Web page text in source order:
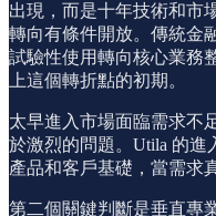
出現，而是十年技術和市
轉向有條件開放。傳統金
試驗性使用轉向核心業務
上這個轉折點的初期。
太早進入市場面臨需求不
於激烈的問題。Utila 的進
產品和客戶基礎，當需求
第二個關鍵判斷是垂直專